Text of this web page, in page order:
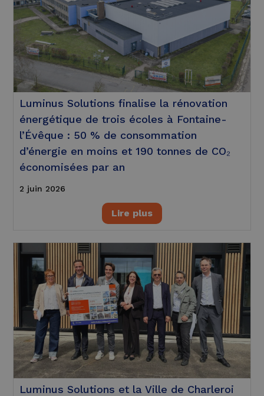
Luminus Solutions finalise la rénovation
énergétique de trois écoles à Fontaine-
l’Évêque : 50 % de consommation
d’énergie en moins et 190 tonnes de CO₂
économisées par an
2 juin 2026
Lire plus
Luminus Solutions et la Ville de Charleroi